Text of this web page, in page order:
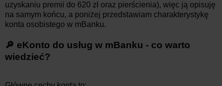
uzyskaniu premii do 620 zł oraz pierścienia), więc ją opisuję
na samym końcu, a poniżej przedstawiam charakterystykę
konta osobistego w mBanku.
🔎 eKonto do usług w mBanku - co warto
wiedzieć?